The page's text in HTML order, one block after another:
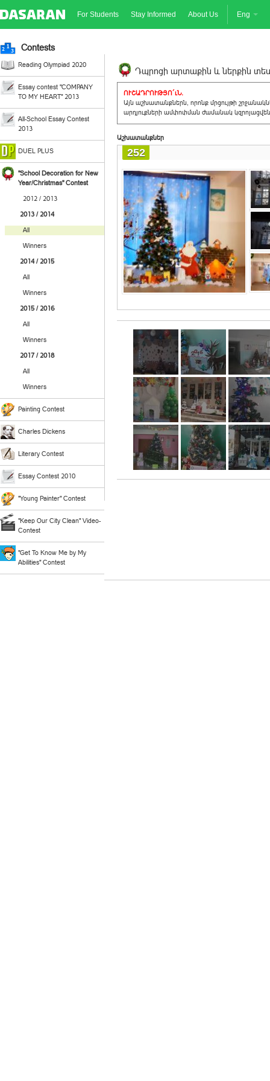
For Students Stay Informed About Us Eng
Contests
Reading Olympiad 2020
Essay contest "COMPANY
TO MY HEART" 2013
All-School Essay Contest
2013
DUEL PLUS
"School Decoration for New
Year/Christmas" Contest
2012 / 2013
2013 / 2014
All
Winners
2014 / 2015
All
Winners
2015 / 2016
All
Winners
2017 / 2018
All
Winners
Painting Contest
Charles Dickens
Literary Contest
Essay Contest 2010
"Young Painter" Contest
"Keep Our City Clean" Video-
Contest
"Get To Know Me by My
Abilities" Contest
Դպրոցի արտաքին և ներքին
ՈՒՇԱԴՐՈՒԹՅՈ´ւՆ.
Այն աշխատանքներն, որոնք մրցույթի
արդյուքների ամփոփման ժամանակ
Աշխատանքներ
252